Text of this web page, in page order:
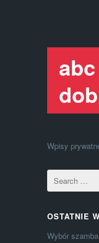
abc
Wpisy
OSTATNIE
Wybór